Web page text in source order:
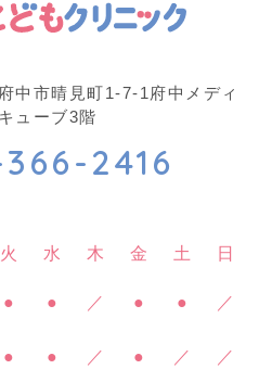
中市晴見町1-7-1府中メディ
ューブ3階
2416
火 水 木 金 土 日
● ● ／ ● ● ／
● ● ／ ● ／ ／